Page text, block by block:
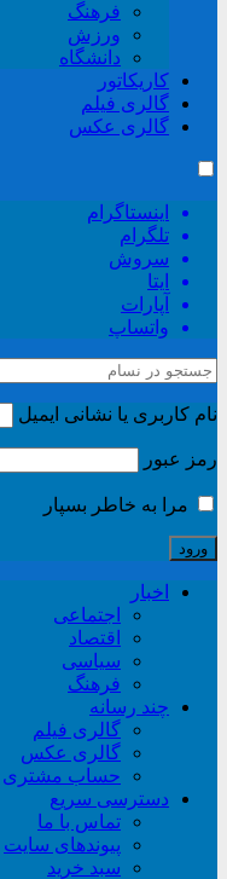
فرهنگ
ورزش
دانشگاه
کاریکاتور
گالری فیلم
گالری عکس
اینستاگرام
تلگرام
سروش
ایتا
آپارات
واتساپ
نام کاربری یا نشانی ایمیل
رمز عبور
مرا به خاطر بسپار
اخبار
اجتماعی
اقتصاد
سیاسی
فرهنگ
چند رسانه
گالری فیلم
گالری عکس
حساب مشتری
دسترسی سریع
تماس با ما
پیوندهای سایت
سبد خريد